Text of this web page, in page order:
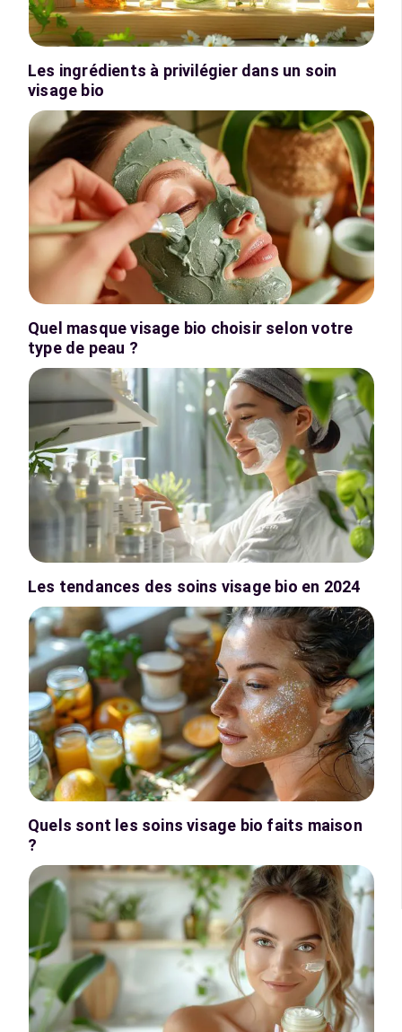
Les ingrédients à privilégier dans un soin
visage bio
Quel masque visage bio choisir selon votre
type de peau ?
Les tendances des soins visage bio en 2024
Quels sont les soins visage bio faits maison
?